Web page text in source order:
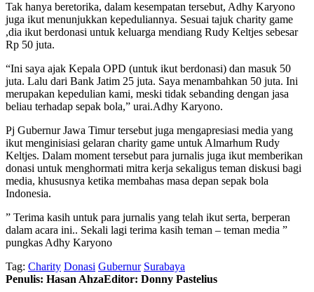
Tak hanya beretorika, dalam kesempatan tersebut, Adhy Karyono
juga ikut menunjukkan kepeduliannya. Sesuai tajuk charity game
,dia ikut berdonasi untuk keluarga mendiang Rudy Keltjes sebesar
Rp 50 juta.
“Ini saya ajak Kepala OPD (untuk ikut berdonasi) dan masuk 50
juta. Lalu dari Bank Jatim 25 juta. Saya menambahkan 50 juta. Ini
merupakan kepedulian kami, meski tidak sebanding dengan jasa
beliau terhadap sepak bola,” urai.Adhy Karyono.
Pj Gubernur Jawa Timur tersebut juga mengapresiasi media yang
ikut menginisiasi gelaran charity game untuk Almarhum Rudy
Keltjes. Dalam moment tersebut para jurnalis juga ikut memberikan
donasi untuk menghormati mitra kerja sekaligus teman diskusi bagi
media, khususnya ketika membahas masa depan sepak bola
Indonesia.
” Terima kasih untuk para jurnalis yang telah ikut serta, berperan
dalam acara ini.. Sekali lagi terima kasih teman – teman media ”
pungkas Adhy Karyono
Tag: Charity Donasi Gubernur Surabaya
Penulis: Hasan AhzaEditor: Donny Pastelius